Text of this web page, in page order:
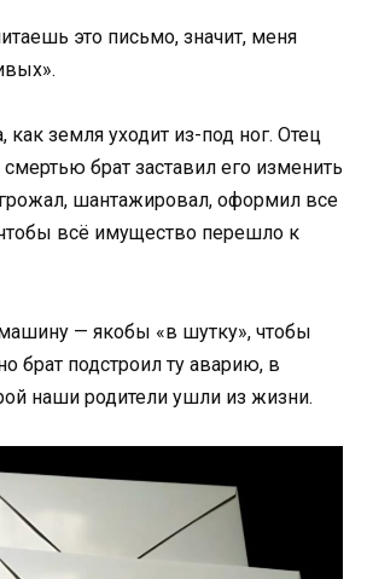
это письмо, значит, меня
как земля уходит из-под ног. Отец
смертью брат заставил его изменить
шантажировал, оформил все
всё имущество перешло к
— якобы «в шутку», чтобы
брат подстроил ту аварию, в
наши родители ушли из жизни.